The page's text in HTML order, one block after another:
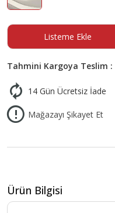
Listeme Ekle
Tahmini Kargoya Teslim :
14 Gün Ücretsiz İade
Mağazayı Şikayet Et
Ürün Bilgisi